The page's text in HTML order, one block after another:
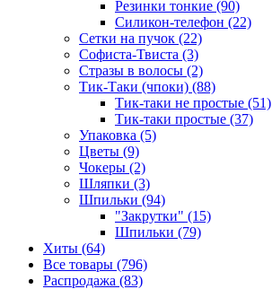
Резинки тонкие (90)
Силикон-телефон (22)
Сетки на пучок (22)
Софиста-Твиста (3)
Стразы в волосы (2)
Тик-Таки (чпоки) (88)
Тик-таки не простые (51)
Тик-таки простые (37)
Упаковка (5)
Цветы (9)
Чокеры (2)
Шляпки (3)
Шпильки (94)
"Закрутки" (15)
Шпильки (79)
Хиты (64)
Все товары (796)
Распродажа (83)